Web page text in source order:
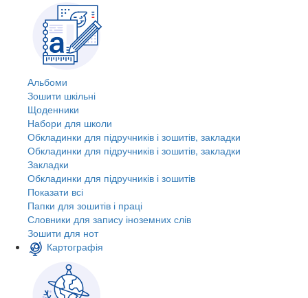
Альбоми
Зошити шкільні
Щоденники
Набори для школи
Обкладинки для підручників і зошитів, закладки
Обкладинки для підручників і зошитів, закладки
Закладки
Обкладинки для підручників і зошитів
Показати всі
Папки для зошитів і праці
Словники для запису іноземних слів
Зошити для нот
Картографія